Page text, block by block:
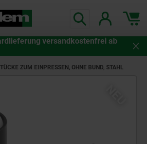
versandkostenfrei ab
ZUM EINPRESSEN, OHNE BUND, STAHL